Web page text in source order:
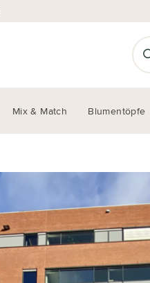
Mix & Match Blumentöpfe